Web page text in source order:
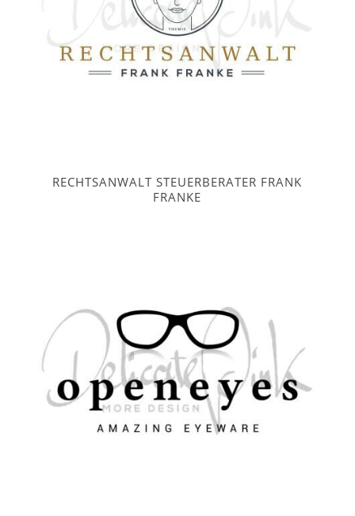
RECHTSANWALT STEUERBERATER FRANK
FRANKE